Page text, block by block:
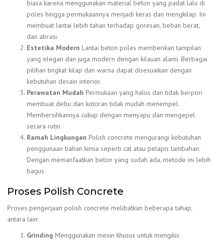
biasa karena menggunakan material beton yang padat lalu di
poles hingga permukaannya menjadi keras dan mengkilap. Ini
membuat lantai lebih tahan terhadap goresan, beban berat,
dan abrasi.
Estetika Modern Lantai beton poles memberikan tampilan
yang elegan dan juga modern dengan kilauan alami. Berbagai
pilihan tingkat kilap dan warna dapat disesuaikan dengan
kebutuhan desain interior.
Perawatan Mudah Permukaan yang halus dan tidak berpori
membuat debu dan kotoran tidak mudah menempel.
Membersihkannya cukup dengan menyapu dan mengepel
secara rutin.
Ramah Lingkungan Polish concrete mengurangi kebutuhan
penggunaan bahan kimia seperti cat atau pelapis tambahan.
Dengan memanfaatkan beton yang sudah ada, metode ini lebih
bagus.
Proses Polish Concrete
Proses pengerjaan polish concrete melibatkan beberapa tahap,
antara lain:
Grinding Menggunakan mesin khusus untuk mengikis